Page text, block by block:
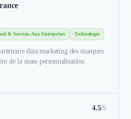
& Services Aux Entreprises Technologie
data marketing des marques
de la mass personnalisation.
4.5/5